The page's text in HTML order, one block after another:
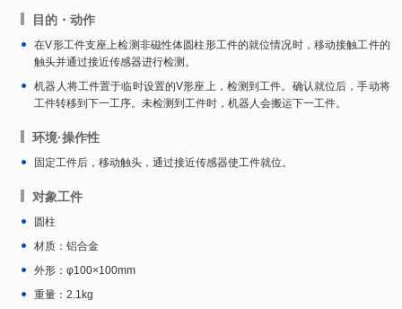
目的・动作
在V形工件支座上检测非磁性体圆柱形工件的就位情况时，移动接触工件的
触头并通过接近传感器进行检测。
机器人将工件置于临时设置的V形座上，检测到工件。确认就位后，手动将
工件转移到下一工序。未检测到工件时，机器人会搬运下一工件。
环境·操作性
固定工件后，移动触头，通过接近传感器使工件就位。
对象工件
圆柱
材质：铝合金
外形：φ100×100mm
重量：2.1kg